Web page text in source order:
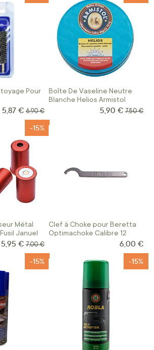
Pour
5,87 € Prix normal
6,90 €
Boîte De Vaseline Neutre
Blanche Helios Armistol
Prix Spécial
5,90 € Prix
7,50 €
Métal
Januel
-15%
5,95 € Prix normal
7,00 €
Clef à Choke pour Beretta
Optimachoke Calibre 12
6,00 €
-15% -15%